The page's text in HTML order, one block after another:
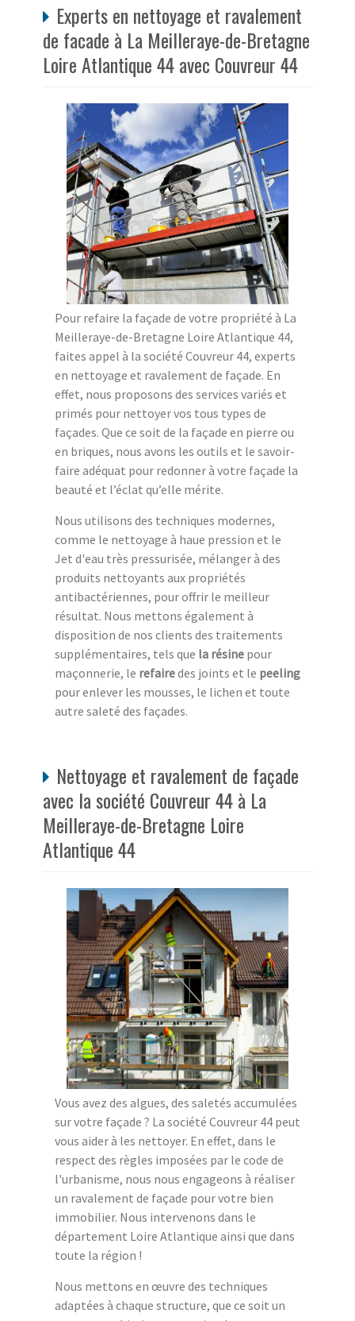
Experts en nettoyage et ravalement
de facade à La Meilleraye-de-Bretagne
Loire Atlantique 44 avec Couvreur 44
Pour refaire la façade de votre propriété à La
Meilleraye-de-Bretagne Loire Atlantique 44,
faites appel à la société Couvreur 44, experts
en nettoyage et ravalement de façade. En
effet, nous proposons des services variés et
primés pour nettoyer vos tous types de
façades. Que ce soit de la façade en pierre ou
en briques, nous avons les outils et le savoir-
faire adéquat pour redonner à votre façade la
beauté et l’éclat qu’elle mérite.
Nous utilisons des techniques modernes,
comme le nettoyage à haue pression et le
Jet d'eau très pressurisée, mélanger à des
produits nettoyants aux propriétés
antibactériennes, pour offrir le meilleur
résultat. Nous mettons également à
disposition de nos clients des traitements
supplémentaires, tels que la résine pour
maçonnerie, le refairedes joints et le peeling
pour enlever les mousses, le lichen et toute
autre saleté des façades.
Nettoyage et ravalement de façade
avec la société Couvreur 44 à La
Meilleraye-de-Bretagne Loire
Atlantique 44
Vous avez des algues, des saletés accumulées
sur votre façade ? La société Couvreur 44 peut
vous aider à les nettoyer. En effet, dans le
respect des règles imposées par le code de
l'urbanisme, nous nous engageons à réaliser
un ravalement de façade pour votre bien
immobilier. Nous intervenons dans le
département Loire Atlantique ainsi que dans
toute la région !
Nous mettons en œuvre des techniques
adaptées à chaque structure, que ce soit un